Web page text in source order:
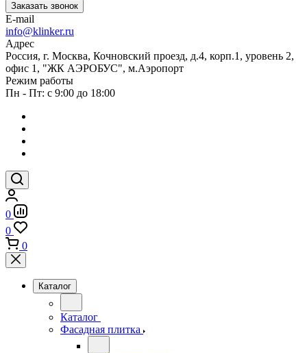
Заказать звонок
E-mail
info@klinker.ru
Адрес
Россия, г. Москва, Кочновский проезд, д.4, корп.1, уровень 2,
офис 1, "ЖК АЭРОБУС", м.Аэропорт
Режим работы
Пн - Пт: с 9:00 до 18:00
0
0
0
Каталог
Каталог
Фасадная плитка